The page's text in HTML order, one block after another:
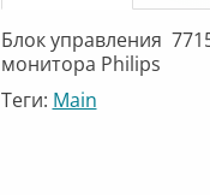
Блок управления
монитора Philips
Теги: Main